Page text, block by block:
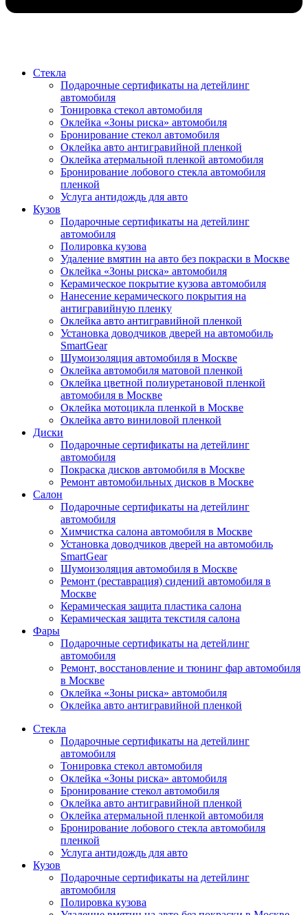
Стекла
Подарочные сертификаты на детейлинг
автомобиля
Тонировка стекол автомобиля
Оклейка «Зоны риска» автомобиля
Бронирование стекол автомобиля
Оклейка авто антигравийной пленкой
Оклейка атермальной пленкой автомобиля
Бронирование лобового стекла автомобиля
пленкой
Услуга антидождь для авто
Кузов
Подарочные сертификаты на детейлинг
автомобиля
Полировка кузова
Удаление вмятин на авто без покраски в Москве
Оклейка «Зоны риска» автомобиля
Керамическое покрытие кузова автомобиля
Нанесение керамического покрытия на
антигравийную пленку
Оклейка авто антигравийной пленкой
Установка доводчиков дверей на автомобиль
SmartGear
Шумоизоляция автомобиля в Москве
Оклейка автомобиля матовой пленкой
Оклейка цветной полиуретановой пленкой
автомобиля в Москве
Оклейка мотоцикла пленкой в Москве
Оклейка авто виниловой пленкой
Диски
Подарочные сертификаты на детейлинг
автомобиля
Покраска дисков автомобиля в Москве
Ремонт автомобильных дисков в Москве
Салон
Подарочные сертификаты на детейлинг
автомобиля
Химчистка салона автомобиля в Москве
Установка доводчиков дверей на автомобиль
SmartGear
Шумоизоляция автомобиля в Москве
Ремонт (реставрация) сидений автомобиля в
Москве
Керамическая защита пластика салона
Керамическая защита текстиля салона
Фары
Подарочные сертификаты на детейлинг
автомобиля
Ремонт, восстановление и тюнинг фар автомобиля
в Москве
Оклейка «Зоны риска» автомобиля
Оклейка авто антигравийной пленкой
Стекла
Подарочные сертификаты на детейлинг
автомобиля
Тонировка стекол автомобиля
Оклейка «Зоны риска» автомобиля
Бронирование стекол автомобиля
Оклейка авто антигравийной пленкой
Оклейка атермальной пленкой автомобиля
Бронирование лобового стекла автомобиля
пленкой
Услуга антидождь для авто
Кузов
Подарочные сертификаты на детейлинг
автомобиля
Полировка кузова